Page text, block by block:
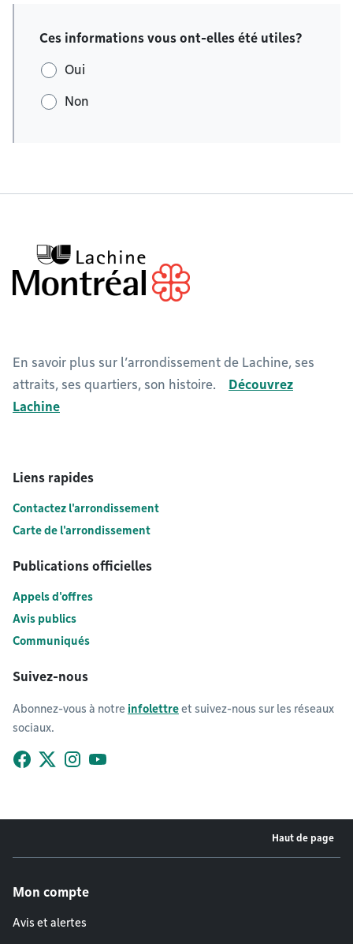
Ces informations vous ont-elles été utiles?
Oui
Non
En savoir plus sur l’arrondissement de Lachine, ses
attraits, ses quartiers, son histoire.
Découvrez
Lachine
Liens rapides
Contactez l'arrondissement
Carte de l'arrondissement
Publications officielles
Appels d'offres
Avis publics
Communiqués
Suivez-nous
Abonnez-vous à notre infolettreet suivez-nous sur les réseaux
sociaux.
Haut de page
Mon compte
Avis et alertes